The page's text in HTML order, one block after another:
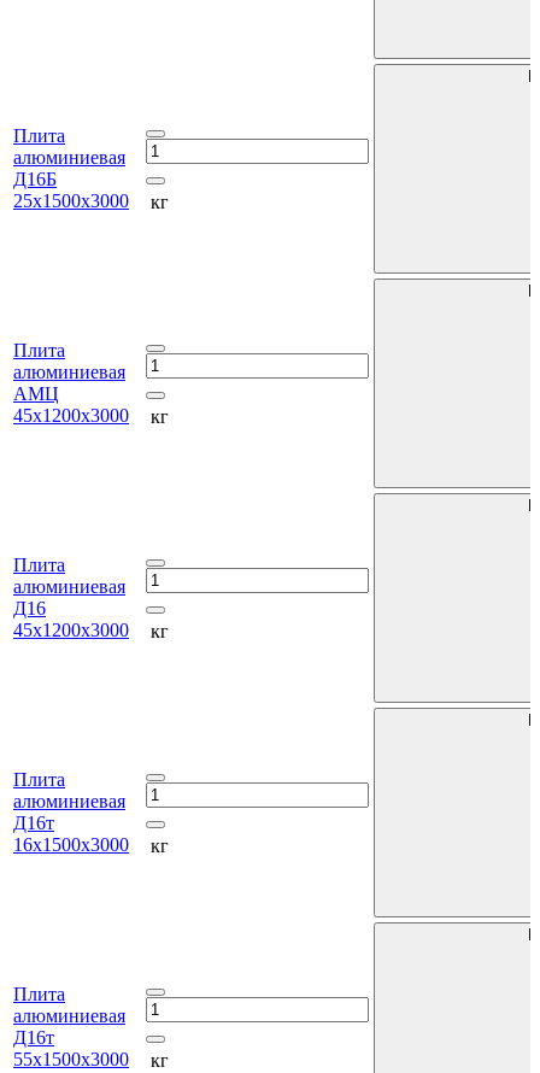
Плита
алюминиевая
Д16Б
25х1500х3000
кг
Плита
алюминиевая
АМЦ
45х1200х3000
кг
Плита
алюминиевая
Д16
45х1200х3000
кг
Плита
алюминиевая
Д16т
16х1500х3000
кг
Плита
алюминиевая
Д16т
55х1500х3000
кг